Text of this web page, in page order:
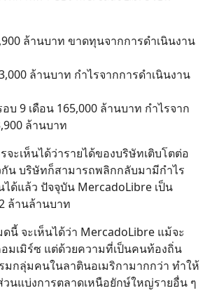
ล้านบาท ขาดทุนจากการดำเนินงาน
ล้านบาท กำไรจากการดำเนินงาน
บ 9 เดือน 165,000 ล้านบาท กำไรจาก
ล้านบาท
จะเห็นได้ว่ารายได้ของบริษัทเติบโตต่อ
กัน บริษัทก็สามารถพลิกกลับมามีกำไร
ได้แล้ว ปัจจุบัน MercadoLibre เป็น
ล้านล้านบาท
ดนี้ จะเห็นได้ว่า MercadoLibre แม้จะ
มเมิร์ซ แต่ด้วยความที่เป็นคนท้องถิ่น
มกลุ่มคนในลาตินอเมริกามากกว่า ทำให้
นแบ่งการตลาดเหนือยักษ์ใหญ่รายอื่น ๆ